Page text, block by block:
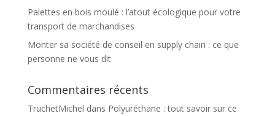
Palettes en bois moulé : l’atout écologique pour votre
transport de marchandises
Monter sa société de conseil en supply chain : ce que
personne ne vous dit
Commentaires récents
TruchetMichel dans Polyuréthane : tout savoir sur ce